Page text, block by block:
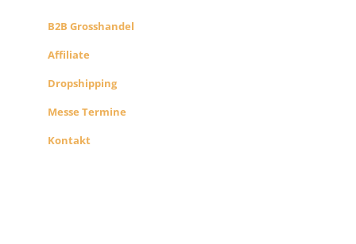
B2B Grosshandel
Affiliate
Dropshipping
Messe Termine
Kontakt